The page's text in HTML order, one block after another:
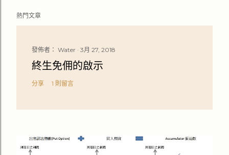
熱門文章
發佈者： Water 3月 27, 2018
終生免佣的啟示
分享 1 則留言